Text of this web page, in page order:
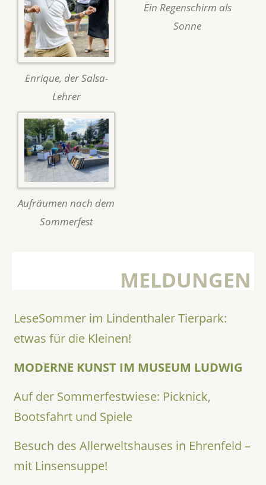
Enrique, der Salsa-
Lehrer
Ein Regenschirm als
Sonne
Aufräumen nach dem
Sommerfest
MELDUNGEN
LeseSommer im Lindenthaler Tierpark:
etwas für die Kleinen!
MODERNE KUNST IM MUSEUM LUDWIG
Auf der Sommerfestwiese: Picknick,
Bootsfahrt und Spiele
Besuch des Allerweltshauses in Ehrenfeld –
mit Linsensuppe!